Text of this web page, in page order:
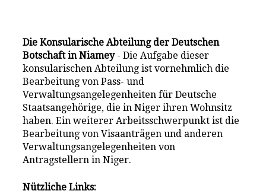
Die Konsularische Abteilung der Deutschen
Botschaft in Niamey- Die Aufgabe dieser
konsularischen Abteilung ist vornehmlich die
Bearbeitung von Pass- und
Verwaltungsangelegenheiten für Deutsche
Staatsangehörige, die in Niger ihren Wohnsitz
haben. Ein weiterer Arbeitsschwerpunkt ist die
Bearbeitung von Visaanträgen und anderen
Verwaltungsangelegenheiten von
Antragstellern in Niger.
Nützliche Links: